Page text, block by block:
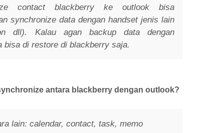
contact blackberry ke outlook bisa
synchronize data dengan handset jenis lain
dll). Kalau agan backup data dengan
bisa di restore di blackberry saja.
antara blackberry dengan outlook?
lain: calendar, contact, task, memo